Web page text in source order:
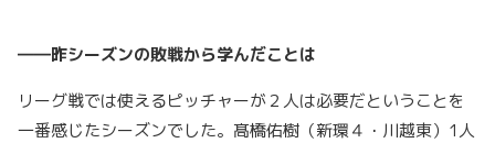
――昨シーズンの敗戦から学んだことは
リーグ戦では使えるピッチャーが２人は必要だということを
一番感じたシーズンでした。髙橋佑樹（新環４・川越東）1人